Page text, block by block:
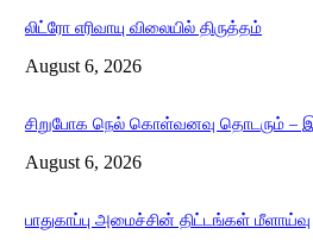
லிட்ரோ எரிவாயு விலையில் திருத்தம்
August 6, 2026
சிறுபோக நெல் கொள்வனவு தொடரும்
August 6, 2026
பாதுகாப்பு அமைச்சின் திட்டங்கள் மீளாய்வு